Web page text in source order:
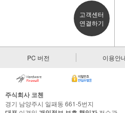
고객센터
연결하기
PC 버전 이용안
주식회사 코첸
경기 남양주시 일패동 661-5번지